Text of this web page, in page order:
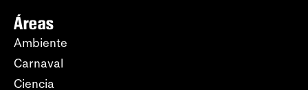
Áreas
Ambiente
Carnaval
Ciencia